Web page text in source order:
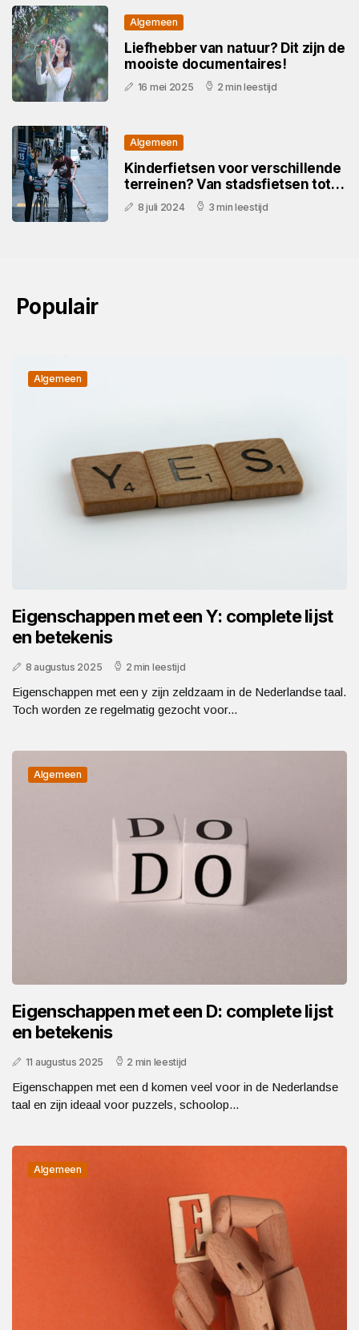
Algemeen
Liefhebber van natuur? Dit zijn de
mooiste documentaires!
16 mei 2025 2 min leestijd
Algemeen
Kinderfietsen voor verschillende
terreinen? Van stadsfietsen tot
mountainbikes!
8 juli 2024 3 min leestijd
Populair
Algemeen
Eigenschappen met een Y: complete lijst
en betekenis
8 augustus 2025 2 min leestijd
Eigenschappen met een y zijn zeldzaam in de Nederlandse taal.
Toch worden ze regelmatig gezocht voor...
Algemeen
Eigenschappen met een D: complete lijst
en betekenis
11 augustus 2025 2 min leestijd
Eigenschappen met een d komen veel voor in de Nederlandse
taal en zijn ideaal voor puzzels, schoolop...
Algemeen